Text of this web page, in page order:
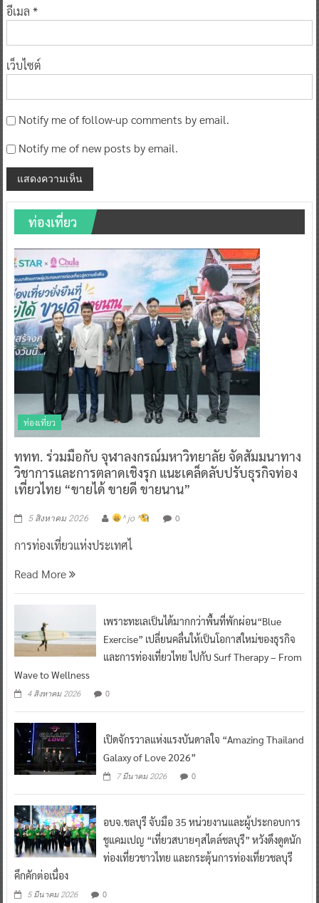
อีเมล *
เว็บไซต์
Notify me of follow-up comments by email.
Notify me of new posts by email.
ท่องเที่ยว
ท่องเที่ยว
ททท. ร่วมมือกับ จุฬาลงกรณ์มหาวิทยาลัย จัดสัมมนาทาง
วิชาการและการตลาดเชิงรุก แนะเคล็ดลับปรับธุรกิจท่อง
เที่ยวไทย “ขายได้ ขายดี ขายนาน”
5 สิงหาคม 2026 ^ jo ^ 0
การท่องเที่ยวแห่งประเทศไ
Read More
เพราะทะเลเป็นได้มากกว่าพื้นที่พักผ่อน“Blue
Exercise” เปลี่ยนคลื่นให้เป็นโอกาสใหม่ของธุรกิจ
และการท่องเที่ยวไทย ไปกับ Surf Therapy – From
Wave to Wellness
4 สิงหาคม 2026 0
เปิดจักรวาลแห่งแรงบันดาลใจ “Amazing Thailand
Galaxy of Love 2026”
7 มีนาคม 2026 0
อบจ.ชลบุรี จับมือ 35 หน่วยงานและผู้ประกอบการ
ชูแคมเปญ “เที่ยวสบายๆสไตล์ชลบุรี” หวังดึงดูดนัก
ท่องเที่ยวชาวไทย และกระตุ้นการท่องเที่ยวชลบุรี
คึกคักต่อเนื่อง
5 มีนาคม 2026 0